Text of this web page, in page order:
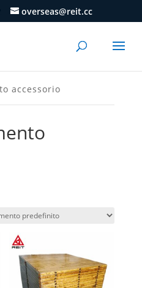
overseas@reit.cc
accessorio